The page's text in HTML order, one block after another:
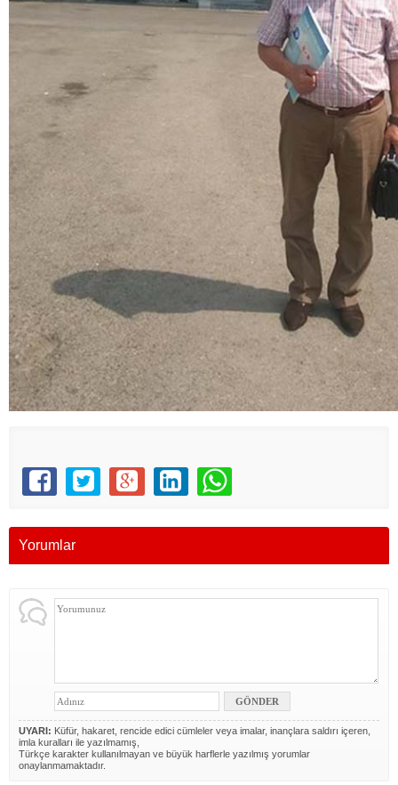
Yorumlar
UYARI: Küfür, hakaret, rencide edici cümleler veya imalar, inançlara saldırı içeren,
imla kuralları ile yazılmamış,
Türkçe karakter kullanılmayan ve büyük harflerle yazılmış yorumlar
onaylanmamaktadır.